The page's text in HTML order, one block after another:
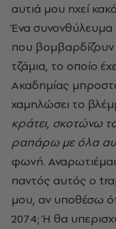
αυτιά μου ηχεί
Ένα συνονθύλευμα
που βομβαρδίζουν
τζάμια, το οποίο
Ακαδημίας
χαμηλώσει το
κράτει, σκοτώνω
ραπάρω με όλα
φωνή.
παντός αυτός ο
μου, αν υποθέσω
2074; Ή θα